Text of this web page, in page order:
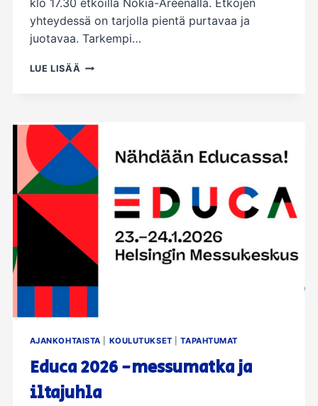
klo 17.30 etkoilla Nokia-Areenalla. Etkojen
yhteydessä on tarjolla pientä purtavaa ja
juotavaa. Tarkempi…
LUE LISÄÄ ILVES
6.3.2026
AJANKOHTAISTA KOULUTUKSET |TAPAHTUMAT
Educa 2026 -messumatka ja
iltajuhla